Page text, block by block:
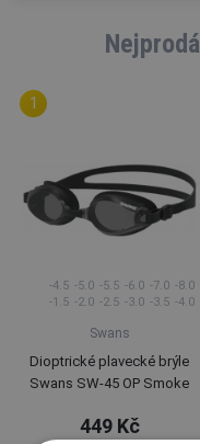
-1.5 -2.0 -2.5 -3.0 -3.5 -4.0
-4.5 -5.0 -5.5 -6.0 -7.0 -8.0
Swans
Dioptrické plavecké brýle
Swans SW-45 OP Smoke
449 Kč